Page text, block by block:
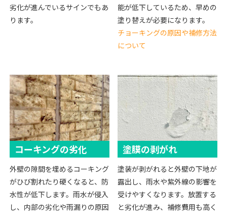
劣化が進んでいるサインでもあ
ります。
能が低下しているため、早めの
塗り替えが必要になります。
チョーキングの原因や補修方法
について
コーキングの劣化
外壁の隙間を埋めるコーキング
がひび割れたり硬くなると、防
水性が低下します。雨水が侵入
し、内部の劣化や雨漏りの原因
塗膜の剥がれ
塗装が剥がれると外壁の下地が
露出し、雨水や紫外線の影響を
受けやすくなります。放置する
と劣化が進み、補修費用も高く